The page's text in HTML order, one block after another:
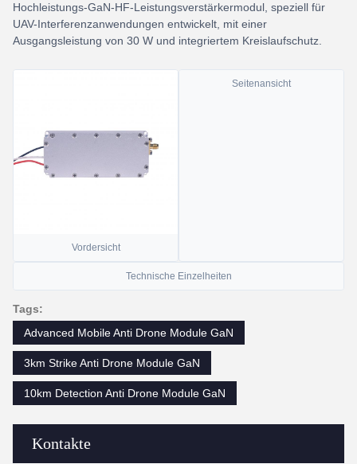
Kontakte
Hochleistungs-GaN-HF-Leistungsverstärkermodul, speziell für
UAV-Interferenzanwendungen entwickelt, mit einer
Ausgangsleistung von 30 W und integriertem Kreislaufschutz.
Vordersicht
Seitenansicht
Technische Einzelheiten
Tags:
Advanced Mobile Anti Drone Module GaN
3km Strike Anti Drone Module GaN
10km Detection Anti Drone Module GaN